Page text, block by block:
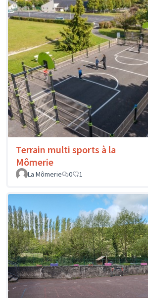
Terrain multi sports à la
Mômerie
La Mômerie
0 1